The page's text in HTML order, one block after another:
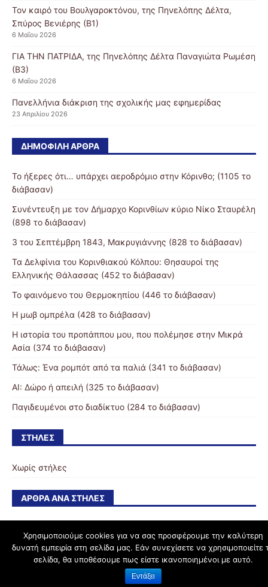
Τον καιρό του Βουλγαροκτόνου, της Πηνελόπης Δέλτα,
Σπύρος Βενιέρης (Β1)
6 Μαΐου 2026
ΓΙΑ ΤΗΝ ΠΑΤΡΙΔΑ, της Πηνελόπης Δέλτα Παναγιώτα Ρωμέση
(Β3)
6 Μαΐου 2026
Πανελλήνια διάκριση της σχολικής μας εφημερίδας
23 Απριλίου 2026
ΔΗΜΟΦΙΛΉ ΆΡΘΡΑ
Το ήξερες ότι… υπάρχει αεροδρόμιο στην Κόρινθο; (1105 το
διάβασαν)
Συνέντευξη με τον Δήμαρχο Κορινθίων κύριο Νίκο Σταυρέλη
(898 το διάβασαν)
3 του Σεπτέμβρη 1843, Μακρυγιάννης (828 το διάβασαν)
Τα Δελφίνια του Κορινθιακού Κόλπου: Θησαυροί της
Ελληνικής Θάλασσας (452 το διάβασαν)
Το φαινόμενο του Θερμοκηπίου (446 το διάβασαν)
Η μωβ ομπρέλα (428 το διάβασαν)
Η ιστορία του προπάππου μου, που πολέμησε στην Μικρά
Ασία (374 το διάβασαν)
Τάλως: Ένα ρομπότ από τα παλιά (341 το διάβασαν)
AI: Δώρο ή απειλή (325 το διάβασαν)
Παγιδευμένοι στο διαδίκτυο (284 το διάβασαν)
ΣΤΉΛΕΣ
Χωρίς στήλες
ΆΡΘΡΑ ΑΝΆ ΣΤΉΛΕΣ
schoolpress.sch.gr
Όροι Χρήσης schoolpress.sch.gr|Δήλωση προσβασιμότητας
Χρησιμοποιούμε cookies για να σας προσφέρουμε την καλύτερη
δυνατή εμπειρία στη σελίδα μας. Εάν συνεχίσετε να χρησιμοποιείτε
σελίδα, θα υποθέσουμε πως είστε ικανοποιημένοι με αυτό.
Εντάξει